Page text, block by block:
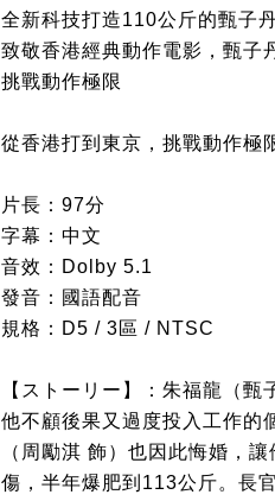
全新科技打造110公斤的甄子
致敬香港經典動作電影，甄子
挑戰動作極限
從香港打到東京，挑戰動作極
片長：97分
字幕：中文
音效：Dolby 5.1
發音：國語配音
規格：D5 / 3區 / NTSC
【ストーリー】：朱福龍（
他不顧後果又過度投入工作的
（周勵淇 飾）也因此悔婚，
傷，半年爆肥到113公斤。長